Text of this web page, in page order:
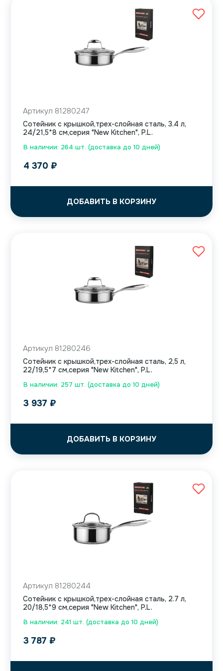
В наличии: 264 шт. (доставка до 10 дней)
Артикул 81280247
Сотейник с крышкой,трех-слойная сталь, 3.4 л,
24/21,5*8 см,серия "New Kitchen", P.L.
4 370 ₽
ДОБАВИТЬ В КОРЗИНУ
В наличии: 257 шт. (доставка до 10 дней)
Артикул 81280246
Сотейник с крышкой,трех-слойная сталь, 2,5 л,
22/19,5*7 см,серия "New Kitchen", P.L.
3 937 ₽
ДОБАВИТЬ В КОРЗИНУ
В наличии: 241 шт. (доставка до 10 дней)
Артикул 81280244
Сотейник с крышкой,трех-слойная сталь, 2.7 л,
20/18,5*9 см,серия "New Kitchen", P.L.
3 787 ₽